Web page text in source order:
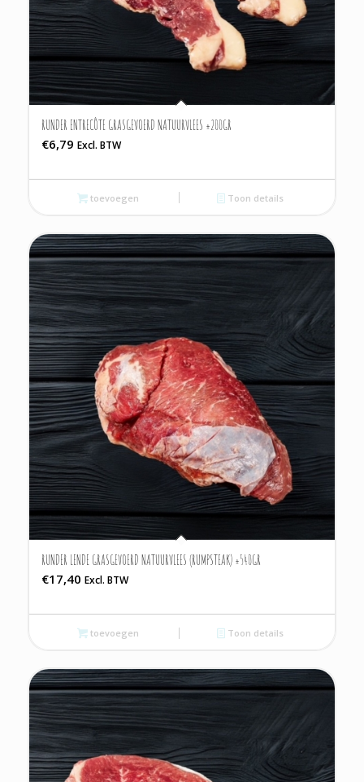
RUNDER ENTRECÔTE GRASGEVOERD NATUURVLEES ±200GR
€6,79 Excl. BTW
toevoegen Toon details
RUNDER LENDE GRASGEVOERD NATUURVLEES (RUMPSTEAK) ±540GR
€17,40 Excl. BTW
toevoegen Toon details